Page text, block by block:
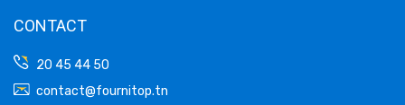
CONTACT
20 45 44 50
contact@fournitop.tn